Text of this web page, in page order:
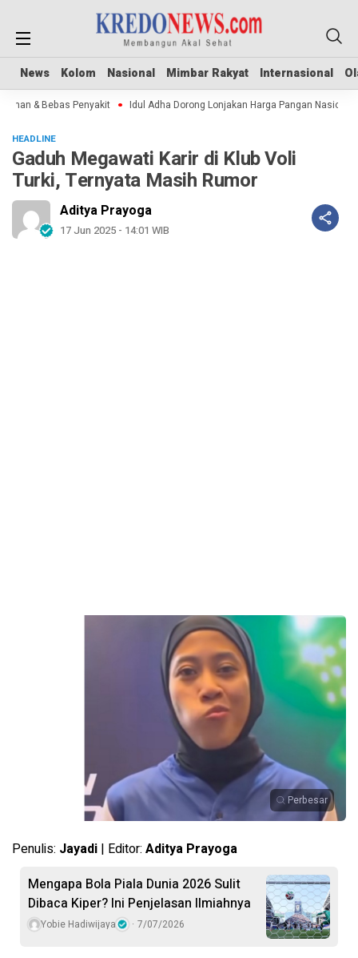
News Kolom Nasional Mimbar Rakyat Internasional
News Kolom Nasional Mimbar Rakyat Internasional
& Bebas Penyakit Idul Adha Dorong Lonjakan Harga Pangan Nasional
HEADLINE
Gaduh Megawati Karir di Klub Voli
Turki, Ternyata Masih Rumor
Aditya Prayoga
17 Jun 2025 - 14:01 WIB
Perbesar
Penulis: Jayadi | Editor: Aditya Prayoga
Mengapa Bola Piala Dunia 2026 Sulit
Dibaca Kiper? Ini Penjelasan Ilmiahnya
Yobie Hadiwijaya 7/07/2026